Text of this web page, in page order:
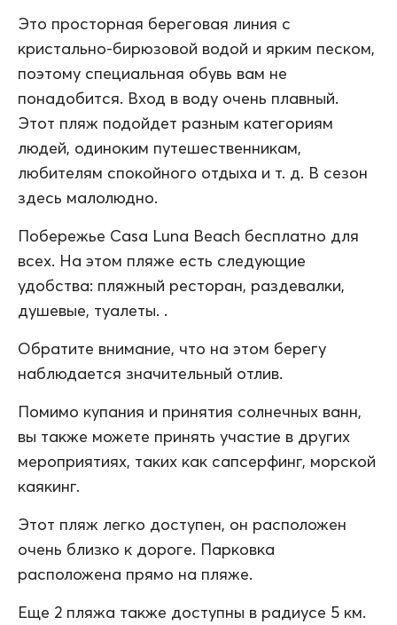
Это просторная береговая линия с
кристально-бирюзовой водой и ярким песком,
поэтому специальная обувь вам не
понадобится. Вход в воду очень плавный.
Этот пляж подойдет разным категориям
людей, одиноким путешественникам,
любителям спокойного отдыха и т. д. В сезон
здесь малолюдно.
Побережье Casa Luna Beach бесплатно для
всех. На этом пляже есть следующие
удобства: пляжный ресторан, раздевалки,
душевые, туалеты. .
Обратите внимание, что на этом берегу
наблюдается значительный отлив.
Помимо купания и принятия солнечных ванн,
вы также можете принять участие в других
мероприятиях, таких как сапсерфинг, морской
каякинг.
Этот пляж легко доступен, он расположен
очень близко к дороге. Парковка
расположена прямо на пляже.
Еще 2 пляжа также доступны в радиусе 5 км.